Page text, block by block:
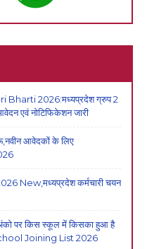
2026:मध्यप्रदेश ग्रुप 2
एवं नोटिफिकेशन जारी
आवेदकों के लिए
New,मध्यप्रदेश कर्मचारी चयन
अंको पर किस स्कूल में किसका हुआ है
Joining List 2026